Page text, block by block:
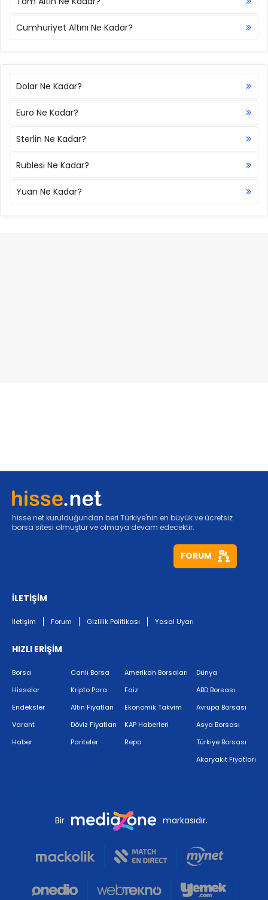
Cumhuriyet Altını Ne Kadar?
Dolar Ne Kadar?
Euro Ne Kadar?
Sterlin Ne Kadar?
Rublesi Ne Kadar?
Yuan Ne Kadar?
hisse.net kurulduğundan beri Türkiye'nin en büyük ve ücretsiz
borsa sitesi olmuştur ve olmaya devam edecektir.
FORUM
İLETİŞİM
İletişim Forum Gizlilik Politikası Yasal Uyarı
HIZLI ERİŞİM
Borsa
Hisseler
Endeksler
Varant
Haber
Canlı Borsa
Kripto Para
Altın Fiyatları
Döviz Fiyatları
Pariteler
Amerikan Borsaları
Faiz
Ekonomik Takvim
KAP Haberleri
Repo
Dünya
ABD Borsası
Avrupa Borsası
Asya Borsası
Türkiye Borsası
Akaryakıt Fiyatları
Bir markasıdır.